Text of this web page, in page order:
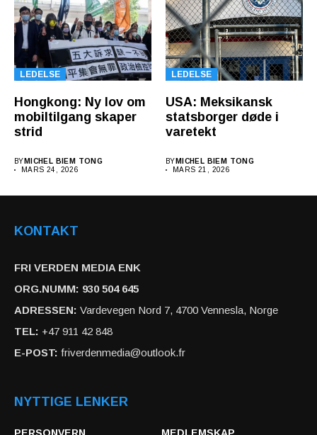
LEDELSE
Hongkong: Ny lov om
mobiltilgang skaper
strid
BY MICHEL BIEM TONG
MARS 24, 2026
LEDELSE
USA: Meksikansk
statsborger døde i
varetekt
BY MICHEL BIEM TONG
MARS 21, 2026
KONTAKT
FRI VERDEN MEDIA ENK
ORG.NUMM: 930 504 645
ADRESSEN: Vardevegen Nord 7, 4700 Vennesla, Norge
TEL: +47 911 42 848
E-POST: friverdenmedia@outlook.fr
NYTTIGE LENKER